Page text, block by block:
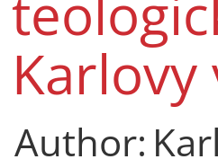
Karlovy
Author: